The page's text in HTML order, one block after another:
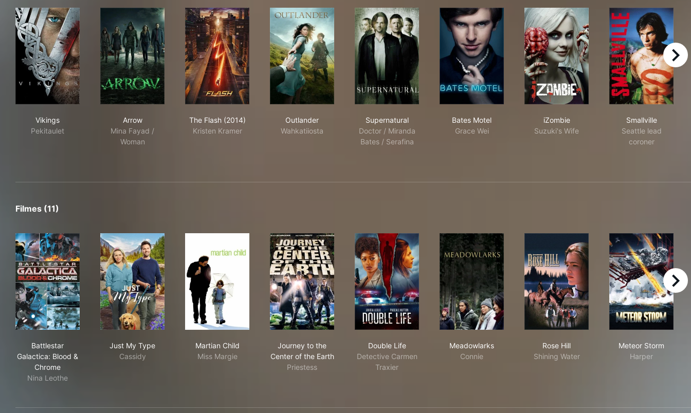
Vikings
Pekitaulet
Arrow
Mina Fayad /
Woman
The Flash (2014)
Kristen Kramer
Outlander
Wahkatiiosta
Supernatural
Doctor / Miranda
Bates / Serafina
Bates Motel
Grace Wei
iZombie
Suzuki's Wife
Smallville
Seattle lead
coroner
right
Filmes (11)
Battlestar
Galactica: Blood &
Chrome
Nina Leothe
Just My Type
Cassidy
Martian Child
Miss Margie
Journey to the
Center of the Earth
Priestess
Double Life
Detective Carmen
Traxier
Meadowlarks
Connie
Rose Hill
Shining Water
Meteor Storm
Harper
right